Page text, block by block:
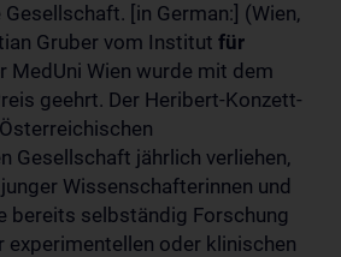
[in German:] (Wien,
Gruber vom Institut für
MedUni Wien wurde mit dem
geehrt. Der Heribert-Konzett-
Gesellschaft jährlich verliehen,
Wissenschafterinnen und
bereits selbständig Forschung
experimentellen oder klinischen